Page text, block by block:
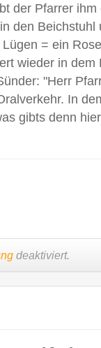
der Pfarrer
den
= ein
wieder in
"Herr
In
gibts denn
deaktiviert.